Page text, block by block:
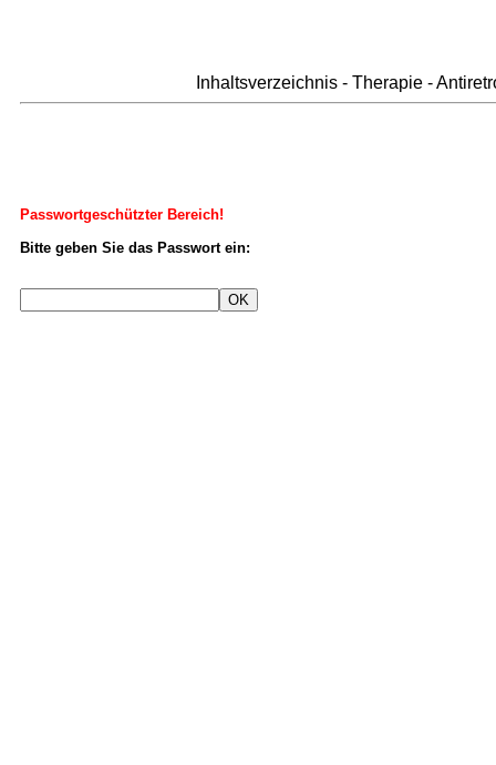
Inhaltsverzeichnis - Therapie -
Passwortgeschützter Bereich!
Bitte geben Sie das Passwort ein: